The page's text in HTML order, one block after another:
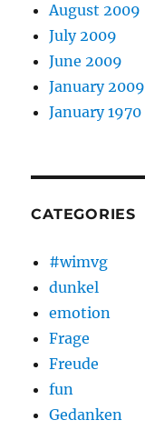
August 2009
July 2009
June 2009
January 2009
January 1970
CATEGORIES
#wimvg
dunkel
emotion
Frage
Freude
fun
Gedanken